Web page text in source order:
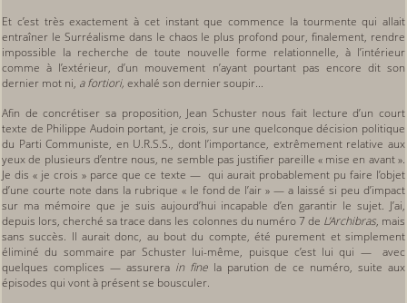
Et c’est très exactement à cet instant que commence la tourmente qui allait
entraîner le Surréalisme dans le chaos le plus profond pour, finalement, rendre
impossible la recherche de toute nouvelle forme relationnelle, à l’intérieur
comme à l’extérieur, d’un mouvement n’ayant pourtant pas encore dit son
dernier mot ni, a fortiori, exhalé son dernier soupir...
Afin de concrétiser sa proposition, Jean Schuster nous fait lecture d’un court
texte de Philippe Audoin portant, je crois, sur une quelconque décision politique
du Parti Communiste, en U.R.S.S., dont l’importance, extrêmement relative aux
yeux de plusieurs d’entre nous, ne semble pas justifier pareille « mise en avant ».
Je dis « je crois » parce que ce texte — qui aurait probablement pu faire l’objet
d’une courte note dans la rubrique « le fond de l’air » — a laissé si peu d’impact
sur ma mémoire que je suis aujourd’hui incapable d’en garantir le sujet. J’ai,
depuis lors, cherché sa trace dans les colonnes du numéro 7 de L’Archibras, mais
sans succès. Il aurait donc, au bout du compte, été purement et simplement
éliminé du sommaire par Schuster lui-même, puisque c’est lui qui — avec
quelques complices — assurera in fine la parution de ce numéro, suite aux
épisodes qui vont à présent se bousculer.